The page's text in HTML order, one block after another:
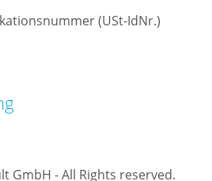
(USt-IdNr.)
GmbH - All Rights reserved.